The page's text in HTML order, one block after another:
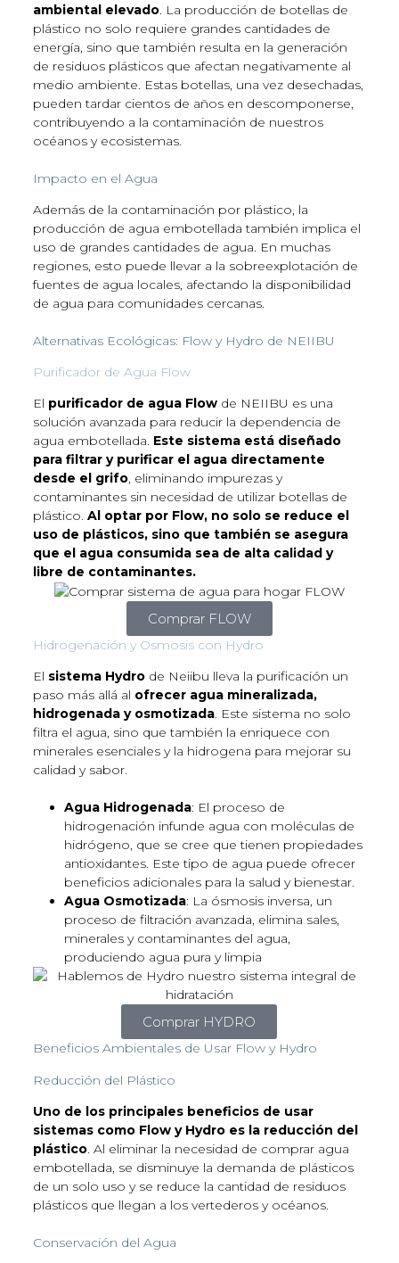
ambiental elevado. La producción de botellas de
plástico no solo requiere grandes cantidades de
energía, sino que también resulta en la generación
de residuos plásticos que afectan negativamente al
medio ambiente. Estas botellas, una vez desechadas,
pueden tardar cientos de años en descomponerse,
contribuyendo a la contaminación de nuestros
océanos y ecosistemas.
Impacto en el Agua
Además de la contaminación por plástico, la
producción de agua embotellada también implica el
uso de grandes cantidades de agua. En muchas
regiones, esto puede llevar a la sobreexplotación de
fuentes de agua locales, afectando la disponibilidad
de agua para comunidades cercanas.
Alternativas Ecológicas: Flow y Hydro de NEIIBU
Purificador de Agua Flow
El purificador de agua Flowde NEIIBU es una
solución avanzada para reducir la dependencia de
agua embotellada. Este sistema está diseñado
para filtrar y purificar el agua directamente
desde el grifo, eliminando impurezas y
contaminantes sin necesidad de utilizar botellas de
plástico. Al optar por Flow, no solo se reduce el
uso de plásticos, sino que también se asegura
que el agua consumida sea de alta calidad y
libre de contaminantes.
Comprar FLOW
Hidrogenación y Osmosis con Hydro
El sistema Hydrode Neiibu lleva la purificación un
paso más allá al ofrecer agua mineralizada,
hidrogenada y osmotizada. Este sistema no solo
filtra el agua, sino que también la enriquece con
minerales esenciales y la hidrogena para mejorar su
calidad y sabor.
Agua Hidrogenada: El proceso de
hidrogenación infunde agua con moléculas de
hidrógeno, que se cree que tienen propiedades
antioxidantes. Este tipo de agua puede ofrecer
beneficios adicionales para la salud y bienestar.
Agua Osmotizada: La ósmosis inversa, un
proceso de filtración avanzada, elimina sales,
minerales y contaminantes del agua,
produciendo agua pura y limpia
Comprar HYDRO
Beneficios Ambientales de Usar Flow y Hydro
Reducción del Plástico
Uno de los principales beneficios de usar
sistemas como Flow y Hydro es la reducción del
plástico. Al eliminar la necesidad de comprar agua
embotellada, se disminuye la demanda de plásticos
de un solo uso y se reduce la cantidad de residuos
plásticos que llegan a los vertederos y océanos.
Conservación del Agua